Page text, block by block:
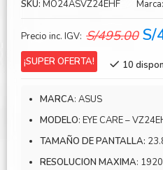
SKU: MO24ASVZ24EHF Marca:
Precio inc. IGV: S/495.00 El
S/
¡SUPER OFERTA! 10
MARCA: ASUS
MODELO: EYE CARE –
TAMAÑO DE PANTALLA:
RESOLUCION MAXIMA: